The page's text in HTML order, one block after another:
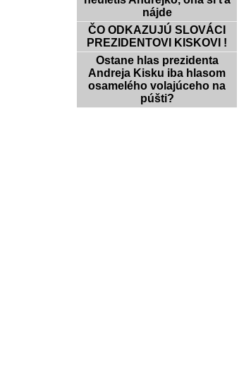
nájde
ČO ODKAZUJÚ SLOVÁCI
PREZIDENTOVI KISKOVI !
Ostane hlas prezidenta
Andreja Kisku iba hlasom
osamelého volajúceho na
púšti?